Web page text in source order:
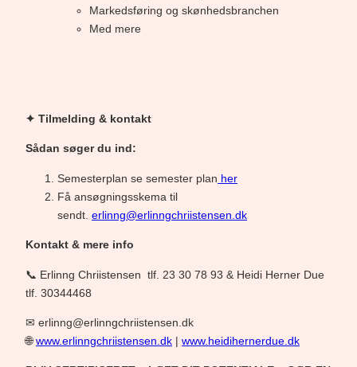
Markedsføring og skønhedsbranchen
Med mere
✦ Tilmelding & kontakt
Sådan søger du ind:
Semesterplan se semester plan her
Få ansøgningsskema til
sendt. erlinng@erlinngchriistensen.dk
Kontakt & mere info
📞 Erlinng Chriistensen tlf. 23 30 78 93 & Heidi Herner Due
tlf. 30344468
✉ erlinng@erlinngchriistensen.dk
🌐www.erlinngchriistensen.dk | www.heidihernerdue.dk